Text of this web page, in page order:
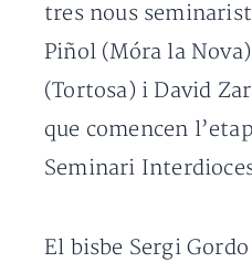
tres nous
Piñol (Móra la
(Tortosa) i David
que comencen
Seminari
El bisbe Sergi